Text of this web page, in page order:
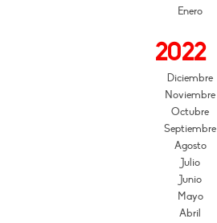
Enero
2022
Diciembre
Noviembre
Octubre
Septiembre
Agosto
Julio
Junio
Mayo
Abril